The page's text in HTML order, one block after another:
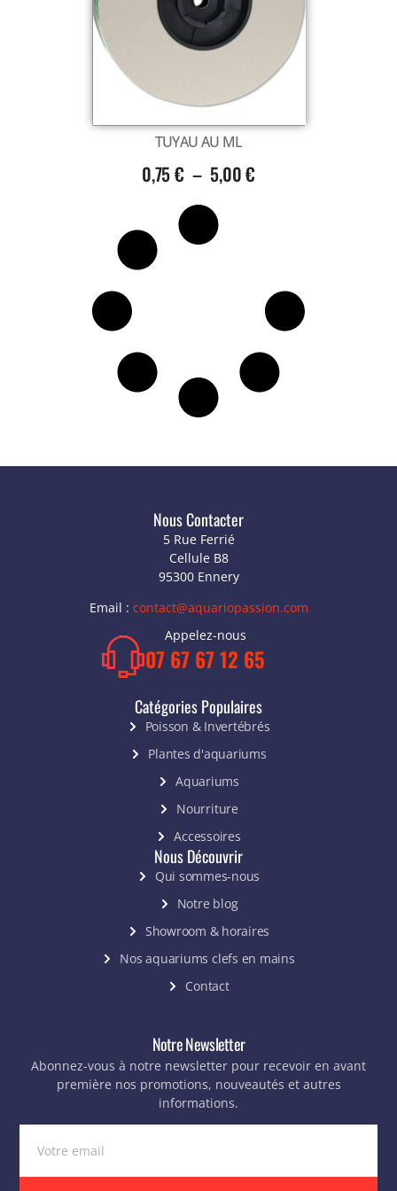
TUYAU AU ML
0,75€ – 5,00€
Nous Contacter
5 Rue Ferrié
Cellule B8
95300 Ennery
Email : contact@aquariopassion.com
Appelez-nous
07 67 67 12 65
Catégories Populaires
Poisson & Invertébrés
Plantes d'aquariums
Aquariums
Nourriture
Accessoires
Nous Découvrir
Qui sommes-nous
Notre blog
Showroom & horaires
Nos aquariums clefs en mains
Contact
Notre Newsletter
Abonnez-vous à notre newsletter pour recevoir en avant
première nos promotions, nouveautés et autres
informations.